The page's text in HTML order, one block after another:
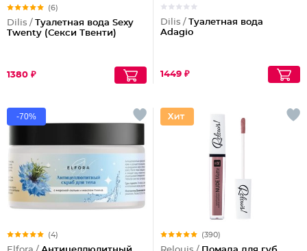
(6)
Dilis / Туалетная вода Sexy
Twenty (Секси Твенти)
1380 ₽
Dilis / Туалетная вода
Adagio
1449 ₽
-70%
(4) (390)